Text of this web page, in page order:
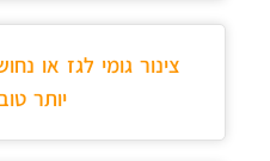
צינור גומי לגז או
יותר